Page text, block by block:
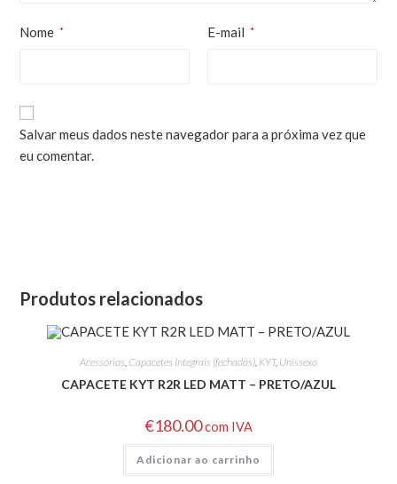
Nome * E-mail *
Salvar meus dados neste navegador para a próxima vez que
eu comentar.
Produtos relacionados
Acessórios Capacetes Integrais (fechados) KYT, Unissexo
CAPACETE KYT R2R LED MATT – PRETO/AZUL
€180.00com IVA
Adicionar ao carrinho